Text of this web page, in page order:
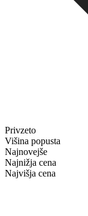
Privzeto
Višina popusta
Najnovejše
Najnižja cena
Najvišja cena